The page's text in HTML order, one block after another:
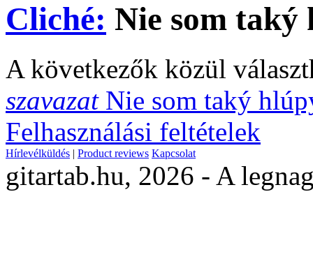
Cliché: Nie som
A következők közül
szavazat Nie som taký
Felhasználási feltételek
Hírlevélküldés | Product reviews Kapcsolat
gitartab.hu, 2026 - A